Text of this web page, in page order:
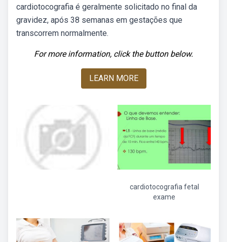
cardiotocografia é geralmente solicitado no final da
gravidez, após 38 semanas em gestações que
transcorrem normalmente.
For more information, click the button below.
LEARN MORE
cardiotocografia fetal
exame